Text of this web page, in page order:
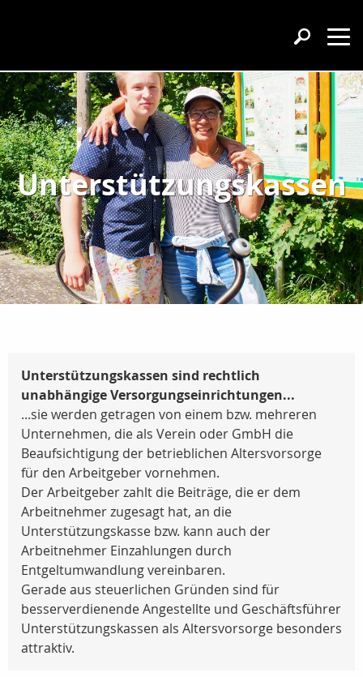
Unterstützungskassen
Unterstützungskassen sind rechtlich
unabhängige Versorgungseinrichtungen...
...sie werden getragen von einem bzw. mehreren
Unternehmen, die als Verein oder GmbH die
Beaufsichtigung der betrieblichen Altersvorsorge
für den Arbeitgeber vornehmen.
Der Arbeitgeber zahlt die Beiträge, die er dem
Arbeitnehmer zugesagt hat, an die
Unterstützungskasse bzw. kann auch der
Arbeitnehmer Einzahlungen durch
Entgeltumwandlung vereinbaren.
Gerade aus steuerlichen Gründen sind für
besserverdienende Angestellte und Geschäftsführer
Unterstützungskassen als Altersvorsorge besonders
attraktiv.